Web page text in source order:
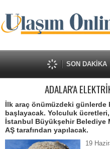
SON DAKİKA
ADALAR'A
İlk araç önümüzdeki günlerde
başlayacak. Yolculuk
İstanbul Büyükşehir Belediye
AŞ tarafından yapılacak.
19